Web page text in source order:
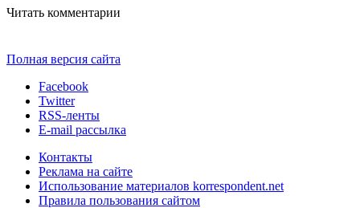
Читать комментарии
Полная версия сайта
Facebook
Twitter
RSS-ленты
E-mail рассылка
Контакты
Реклама на сайте
Использование материалов korrespondent.net
Правила пользования сайтом